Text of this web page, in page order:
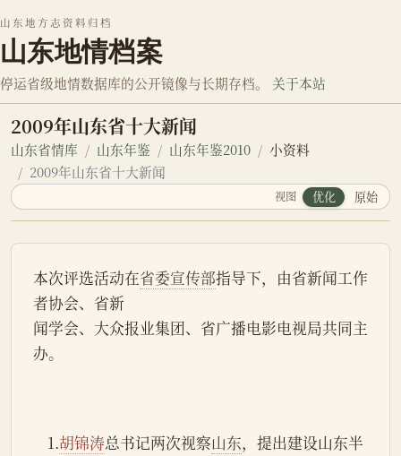
山东地方志资料归档
山东地情档案
停运省级地情数据库的公开镜像与长期存档。 关于本站
2009年山东省十大新闻
山东省情库 山东年鉴 山东年鉴2010
小资料
2009年山东省十大新闻
视图 优化 原始
本次评选活动在省委宣传部指导下，由省新闻工作
者协会、省新
闻学会、大众报业集团、省广播电影电视局共同主
办。
    1.
胡锦涛总书记两次视察山东，提出建设山东半